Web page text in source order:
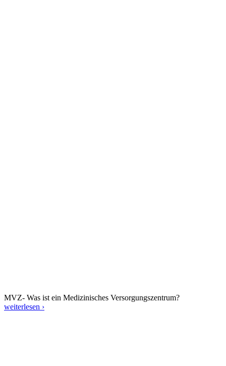
MVZ- Was ist ein Medizinisches Versorgungszentrum?
weiterlesen ›